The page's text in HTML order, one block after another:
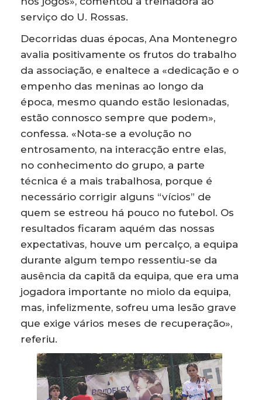
serviço do U. Rossas.
Decorridas duas épocas, Ana Montenegro
avalia positivamente os frutos do trabalho
da associação, e enaltece a «dedicação e o
empenho das meninas ao longo da
época, mesmo quando estão lesionadas,
estão connosco sempre que podem»,
confessa. «Nota-se a evolução no
entrosamento, na interacção entre elas,
no conhecimento do grupo, a parte
técnica é a mais trabalhosa, porque é
necessário corrigir alguns “vícios” de
quem se estreou há pouco no futebol. Os
resultados ficaram aquém das nossas
expectativas, houve um percalço, a equipa
durante algum tempo ressentiu-se da
ausência da capitã da equipa, que era uma
jogadora importante no miolo da equipa,
mas, infelizmente, sofreu uma lesão grave
que exige vários meses de recuperação»,
referiu.